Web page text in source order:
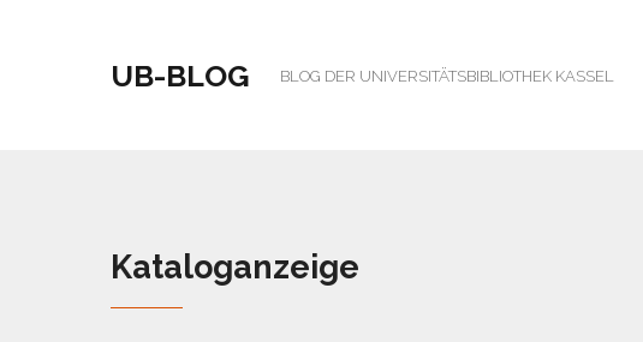
UB-BLOG BLOG DER UNIVERSITÄTSBIBLIOTHEK KASSEL
Kataloganzeige